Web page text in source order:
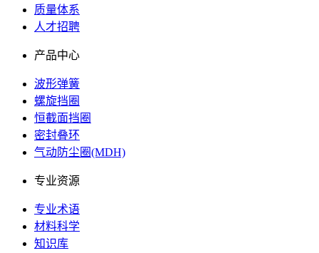
质量体系
人才招聘
产品中心
波形弹簧
螺旋挡圈
恒截面挡圈
密封叠环
气动防尘圈(MDH)
专业资源
专业术语
材料科学
知识库